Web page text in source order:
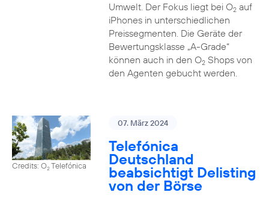
Umwelt. Der Fokus liegt bei O2auf
iPhones in unterschiedlichen
Preissegmenten. Die Geräte der
Bewertungsklasse „A-Grade“
können auch in den O2Shops von
den Agenten gebucht werden.
Credits: O2Telefónica
07. März 2024
Telefónica
Deutschland
beabsichtigt Delisting
von der Börse